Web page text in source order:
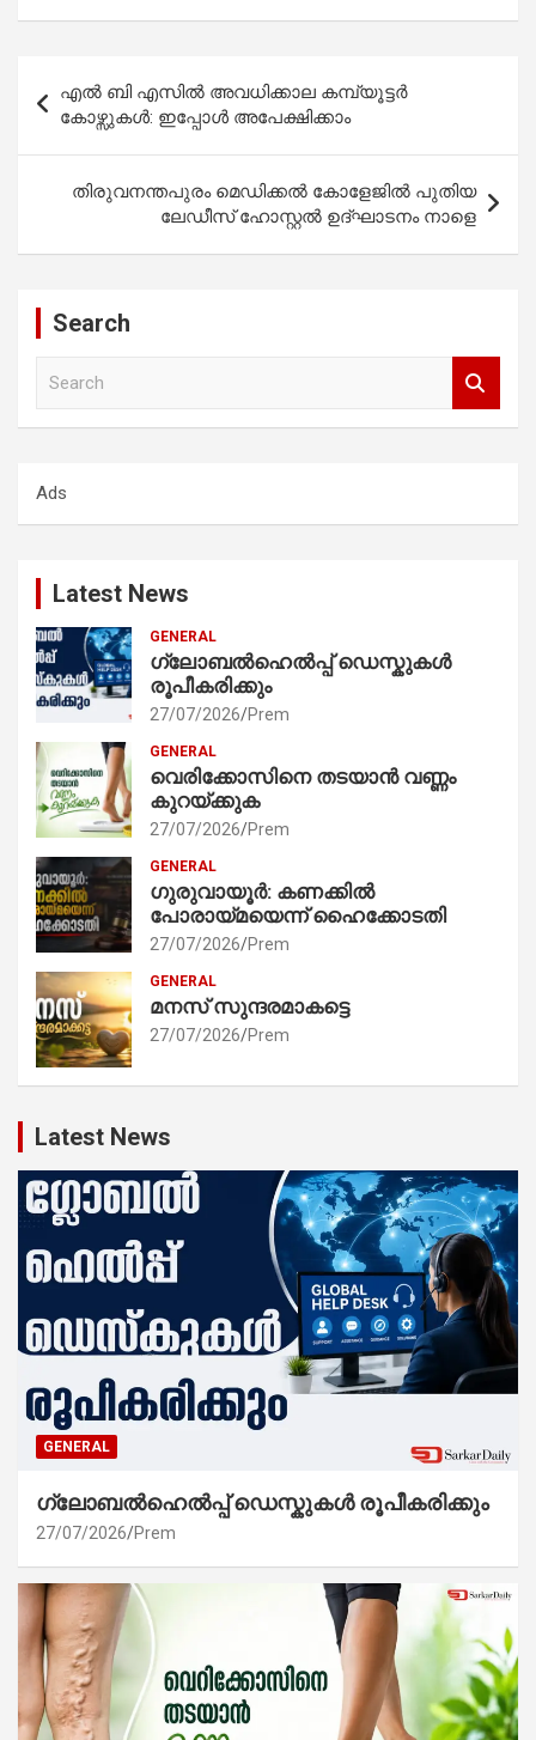
navigation
എൽ ബി എസിൽ അവധിക്കാല കമ്പ്യൂട്ടർ
കോഴ്സുകൾ: ഇപ്പോൾ അപേക്ഷിക്കാം
തിരുവനന്തപുരം മെഡിക്കൽ കോളേജിൽ പുതിയ
ലേഡീസ് ഹോസ്റ്റൽ ഉദ്‌ഘാടനം നാളെ
Search
h
Ads
Latest News
GENERAL
ഗ്ലോബൽഹെൽപ്പ് ഡെസ്കുകൾ
രൂപീകരിക്കും
27/07/2026 Prem
GENERAL
വെരിക്കോസിനെ തടയാൻ വണ്ണം
കുറയ്ക്കുക
27/07/2026 Prem
GENERAL
ഗുരുവായൂർ: കണക്കിൽ
പോരായ്മയെന്ന് ഹൈക്കോടതി
27/07/2026 Prem
GENERAL
മനസ് സുന്ദരമാകട്ടെ
27/07/2026 Prem
Latest News
GENERAL
ഗ്ലോബൽഹെൽപ്പ് ഡെസ്കുകൾ രൂപീകരിക്കും
27/07/2026 Prem